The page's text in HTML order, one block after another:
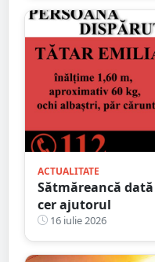
ACTUALITATE
Sătmăreancă
cer ajutorul
16 iulie 2026